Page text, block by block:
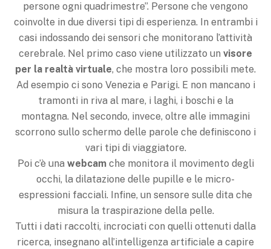
persone ogni quadrimestre”. Persone che vengono
coinvolte in due diversi tipi di esperienza. In entrambi i
casi indossando dei sensori che monitorano l’attività
cerebrale. Nel primo caso viene utilizzato un visore
per la realtà virtuale, che mostra loro possibili mete.
Ad esempio ci sono Venezia e Parigi. E non mancano i
tramonti in riva al mare, i laghi, i boschi e la
montagna. Nel secondo, invece, oltre alle immagini
scorrono sullo schermo delle parole che definiscono i
vari tipi di viaggiatore.
Poi c’è una webcamche monitora il movimento degli
occhi, la dilatazione delle pupille e le micro-
espressioni facciali. Infine, un sensore sulle dita che
misura la traspirazione della pelle.
Tutti i dati raccolti, incrociati con quelli ottenuti dalla
ricerca, insegnano all’intelligenza artificiale a capire